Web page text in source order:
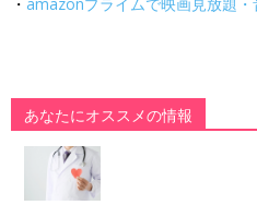
あなたにオススメの情報